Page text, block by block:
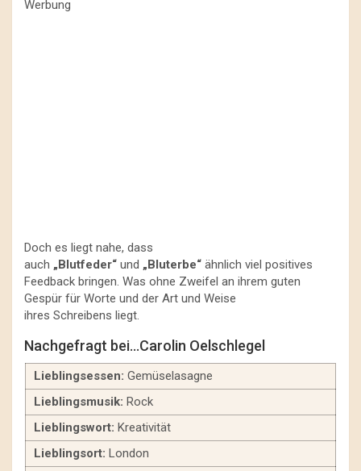
Werbung
Doch es liegt nahe, dass
auch „Blutfeder“ und „Bluterbe“ ähnlich viel positives
Feedback bringen. Was ohne Zweifel an ihrem guten
Gespür für Worte und der Art und Weise
ihres Schreibens liegt.
Nachgefragt bei…Carolin Oelschlegel
Lieblingsessen: Gemüselasagne
Lieblingsmusik: Rock
Lieblingswort: Kreativität
Lieblingsort: London